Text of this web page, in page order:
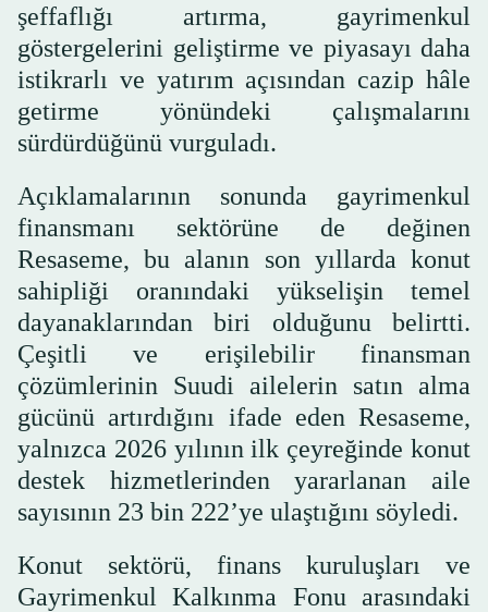
şeffaflığı artırma, gayrimenkul
göstergelerini geliştirme ve piyasayı daha
istikrarlı ve yatırım açısından cazip hâle
getirme yönündeki çalışmalarını
sürdürdüğünü vurguladı.
Açıklamalarının sonunda gayrimenkul
finansmanı sektörüne de değinen
Resaseme, bu alanın son yıllarda konut
sahipliği oranındaki yükselişin temel
dayanaklarından biri olduğunu belirtti.
Çeşitli ve erişilebilir finansman
çözümlerinin Suudi ailelerin satın alma
gücünü artırdığını ifade eden Resaseme,
yalnızca 2026 yılının ilk çeyreğinde konut
destek hizmetlerinden yararlanan aile
sayısının 23 bin 222’ye ulaştığını söyledi.
Konut sektörü, finans kuruluşları ve
Gayrimenkul Kalkınma Fonu arasındaki